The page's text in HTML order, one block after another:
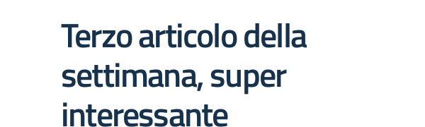
Terzo articolo della
settimana, super
interessante